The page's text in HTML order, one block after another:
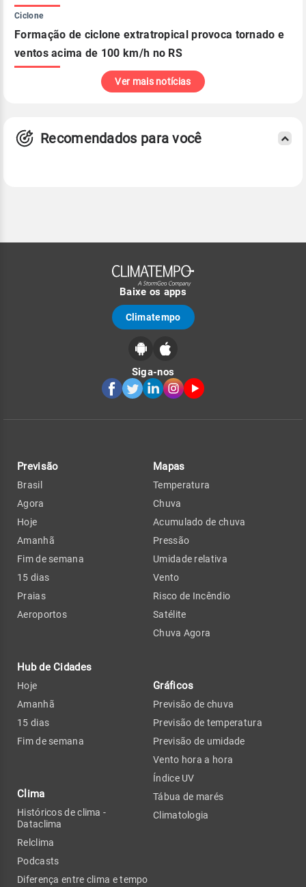
Ciclone
Formação de ciclone extratropical provoca tornado e
ventos acima de 100 km/h no RS
Ver mais notícias
Recomendados para você
Baixe os apps
Climatempo
Siga-nos
Previsão
Brasil
Agora
Hoje
Amanhã
Fim de semana
15 dias
Praias
Aeroportos
Hub de Cidades
Hoje
Amanhã
15 dias
Fim de semana
Clima
Históricos de clima -
Dataclima
Relclima
Podcasts
Diferença entre clima e tempo
Mapas
Temperatura
Chuva
Acumulado de chuva
Pressão
Umidade relativa
Vento
Risco de Incêndio
Satélite
Chuva Agora
Gráficos
Previsão de chuva
Previsão de temperatura
Previsão de umidade
Vento hora a hora
Índice UV
Tábua de marés
Climatologia